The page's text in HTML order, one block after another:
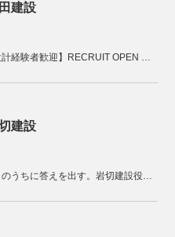
建設
【中途向け・設計経験者歓迎】RECRUIT OPEN HOUSE開催！KNOTの家づくりを体感しませんか。
建設
即内定。その日のうちに答えを出す。岩切建設役員面接